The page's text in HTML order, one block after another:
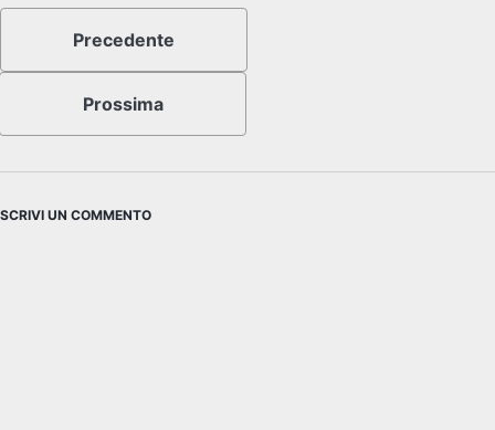
Precedente
Prossima
SCRIVI UN COMMENTO